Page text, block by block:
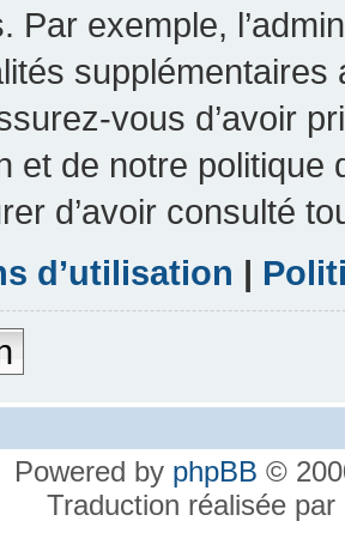
Par exemple,
vous d’avoir
et de notre
d’avoir consulté
d’utilisation |
Powered by phpBB ©
Traduction réalisée par